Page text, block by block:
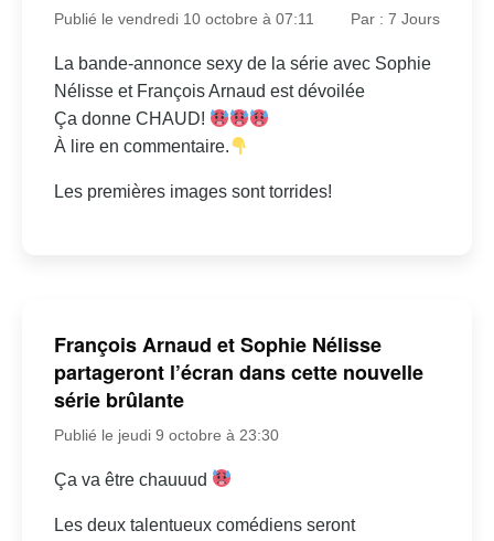
Publié le vendredi 10 octobre à 07:11 Par : 7 Jours
La bande-annonce sexy de la série avec Sophie
Nélisse et François Arnaud est dévoilée
Ça donne CHAUD!
À lire en commentaire.
Les premières images sont torrides!
François Arnaud et Sophie Nélisse
partageront l’écran dans cette nouvelle
série brûlante
Publié le jeudi 9 octobre à 23:30
Ça va être chauuud
Les deux talentueux comédiens seront